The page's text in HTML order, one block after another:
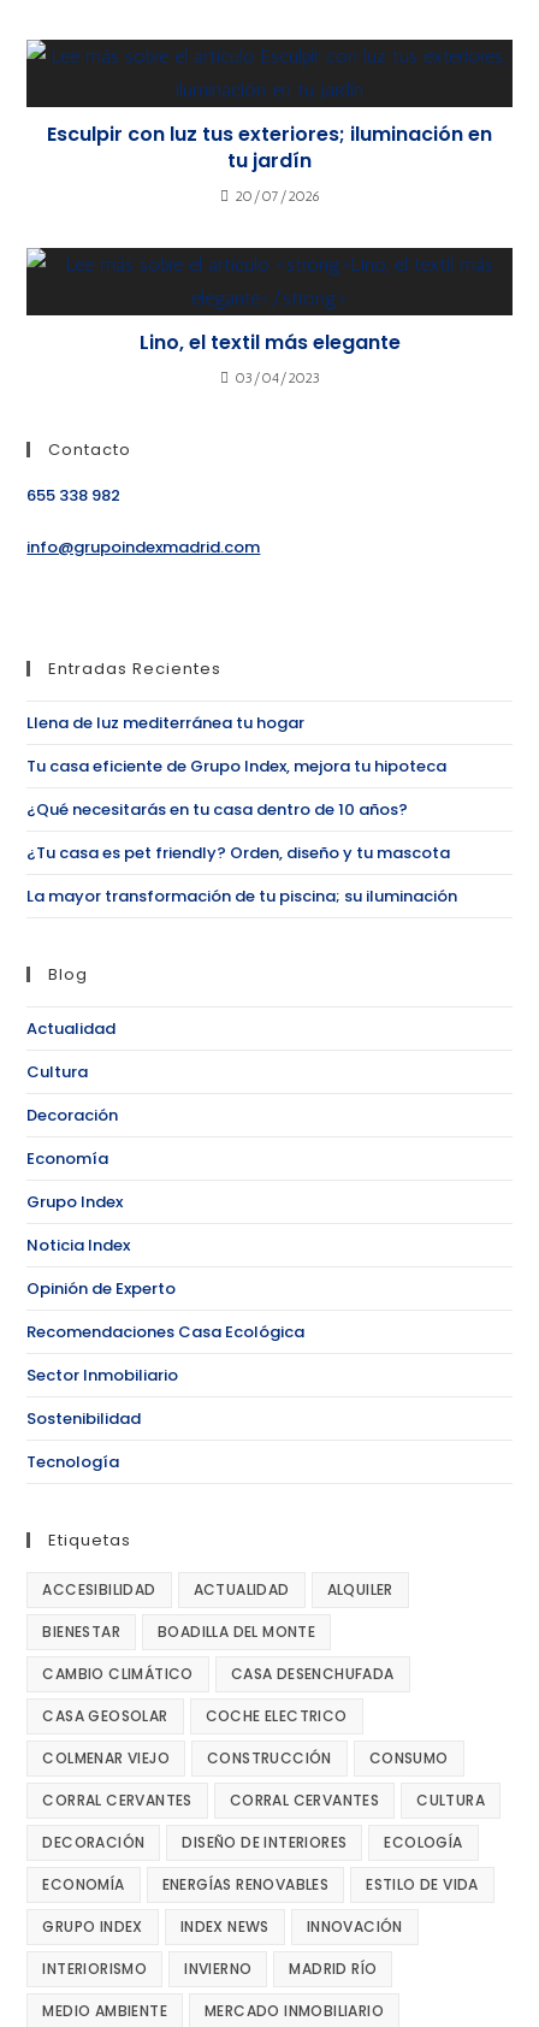
Esculpir con luz tus exteriores; iluminación en
tu jardín
20/07/2026
Lino, el textil más elegante
03/04/2023
Contacto
655 338 982
info@grupoindexmadrid.com
Entradas Recientes
Llena de luz mediterránea tu hogar
Tu casa eficiente de Grupo Index, mejora tu hipoteca
¿Qué necesitarás en tu casa dentro de 10 años?
¿Tu casa es pet friendly? Orden, diseño y tu mascota
La mayor transformación de tu piscina; su iluminación
Blog
Actualidad
Cultura
Decoración
Economía
Grupo Index
Noticia Index
Opinión de Experto
Recomendaciones Casa Ecológica
Sector Inmobiliario
Sostenibilidad
Tecnología
Etiquetas
ACCESIBILIDAD ACTUALIDAD ALQUILER
BIENESTAR BOADILLA DEL MONTE
CAMBIO CLIMÁTICO CASA DESENCHUFADA
CASA GEOSOLAR COCHE ELECTRICO
COLMENAR VIEJO CONSTRUCCIÓN CONSUMO
CORRAL CERVANTES CORRAL CERVANTES CULTURA
DECORACIÓN DISEÑO DE INTERIORES ECOLOGÍA
ECONOMÍA ENERGÍAS RENOVABLES ESTILO DE VIDA
GRUPO INDEX INDEX NEWS INNOVACIÓN
INTERIORISMO INVIERNO MADRID RÍO
MEDIO AMBIENTE MERCADO INMOBILIARIO